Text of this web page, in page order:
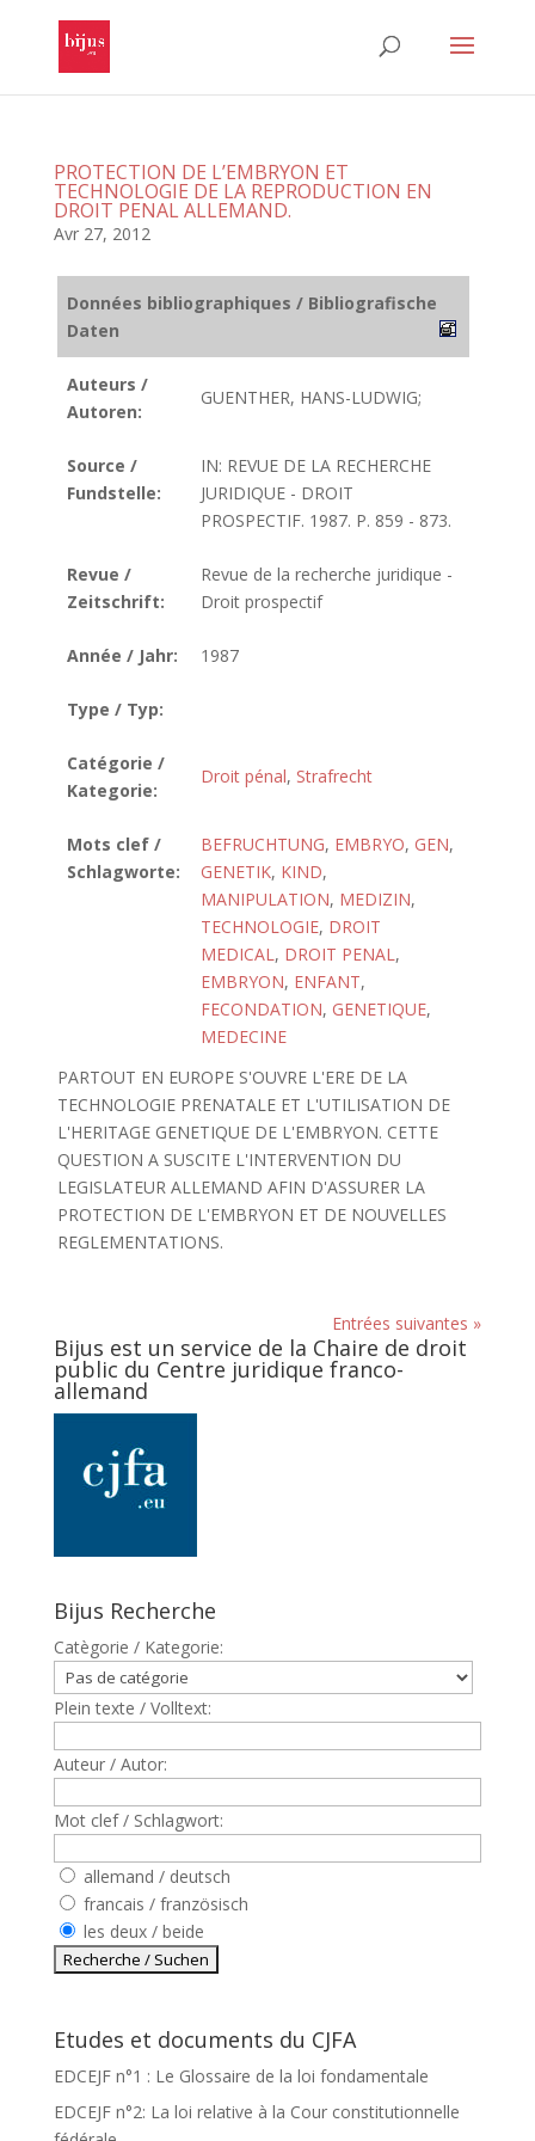
PROTECTION DE L’EMBRYON ET
TECHNOLOGIE DE LA REPRODUCTION EN
DROIT PENAL ALLEMAND.
Avr 27, 2012
Données bibliographiques / Bibliografische
Daten
Auteurs /
Autoren:
GUENTHER, HANS-LUDWIG;
Source /
Fundstelle:
IN: REVUE DE LA RECHERCHE
JURIDIQUE - DROIT
PROSPECTIF. 1987. P. 859 - 873.
Revue /
Zeitschrift:
Revue de la recherche juridique -
Droit prospectif
Année / Jahr: 1987
Type / Typ:
Catégorie /
Kategorie:
Droit pénal, Strafrecht
Mots clef /
Schlagworte:
BEFRUCHTUNG, EMBRYO, GEN,
GENETIK, KIND,
MANIPULATION, MEDIZIN,
TECHNOLOGIE, DROIT
MEDICAL, DROIT PENAL,
EMBRYON, ENFANT,
FECONDATION, GENETIQUE,
MEDECINE
PARTOUT EN EUROPE S'OUVRE L'ERE DE LA
TECHNOLOGIE PRENATALE ET L'UTILISATION DE
L'HERITAGE GENETIQUE DE L'EMBRYON. CETTE
QUESTION A SUSCITE L'INTERVENTION DU
LEGISLATEUR ALLEMAND AFIN D'ASSURER LA
PROTECTION DE L'EMBRYON ET DE NOUVELLES
REGLEMENTATIONS.
Entrées suivantes »
Bijus est un service de la Chaire de droit
public du Centre juridique franco-
allemand
Bijus Recherche
Catègorie / Kategorie:
Plein texte / Volltext:
Auteur / Autor:
Mot clef / Schlagwort:
allemand / deutsch
francais / französisch
les deux / beide
Etudes et documents du CJFA
EDCEJF n°1 : Le Glossaire de la loi fondamentale
EDCEJF n°2: La loi relative à la Cour constitutionnelle